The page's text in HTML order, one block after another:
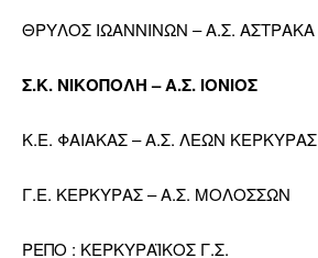
ΘΡΥΛΟΣ ΙΩΑΝΝΙΝΩΝ – Α.Σ. ΑΣΤΡΑΚΑ
Σ.Κ. ΝΙΚΟΠΟΛΗ – Α.Σ. ΙΟΝΙΟΣ
Κ.Ε. ΦΑΙΑΚΑΣ – Α.Σ. ΛΕΩΝ ΚΕΡΚΥΡΑΣ
Γ.Ε. ΚΕΡΚΥΡΑΣ – Α.Σ. ΜΟΛΟΣΣΩΝ
ΡΕΠΟ : ΚΕΡΚΥΡΑΪΚΟΣ Γ.Σ.